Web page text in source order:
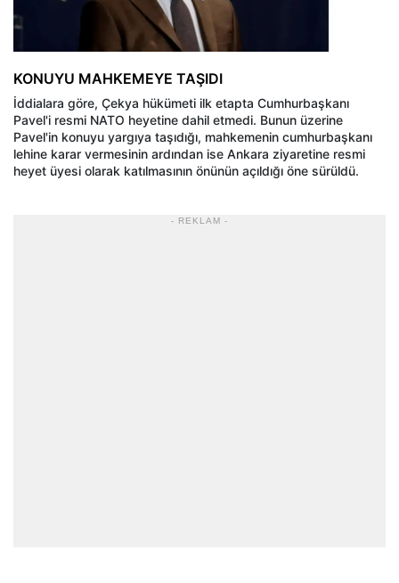
KONUYU MAHKEMEYE TAŞIDI
İddialara göre, Çekya hükümeti ilk etapta Cumhurbaşkanı
Pavel'i resmi NATO heyetine dahil etmedi. Bunun üzerine
Pavel'in konuyu yargıya taşıdığı, mahkemenin cumhurbaşkanı
lehine karar vermesinin ardından ise Ankara ziyaretine resmi
heyet üyesi olarak katılmasının önünün açıldığı öne sürüldü.
- REKLAM -